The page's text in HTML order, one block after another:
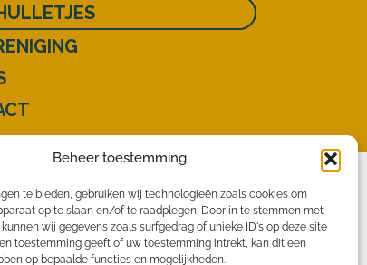
Beheer toestemming
te bieden, gebruiken wij technologieën zoals cookies om
op te slaan en/of te raadplegen. Door in te stemmen met
wij gegevens zoals surfgedrag of unieke ID's op deze site
toestemming geeft of uw toestemming intrekt, kan dit een
op bepaalde functies en mogelijkheden.